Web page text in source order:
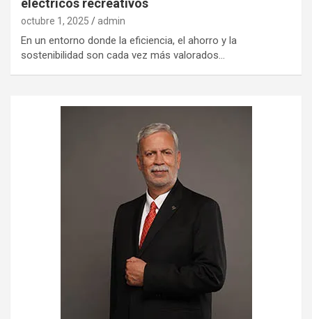
eléctricos recreativos
octubre 1, 2025 admin
En un entorno donde la eficiencia, el ahorro y la
sostenibilidad son cada vez más valorados…